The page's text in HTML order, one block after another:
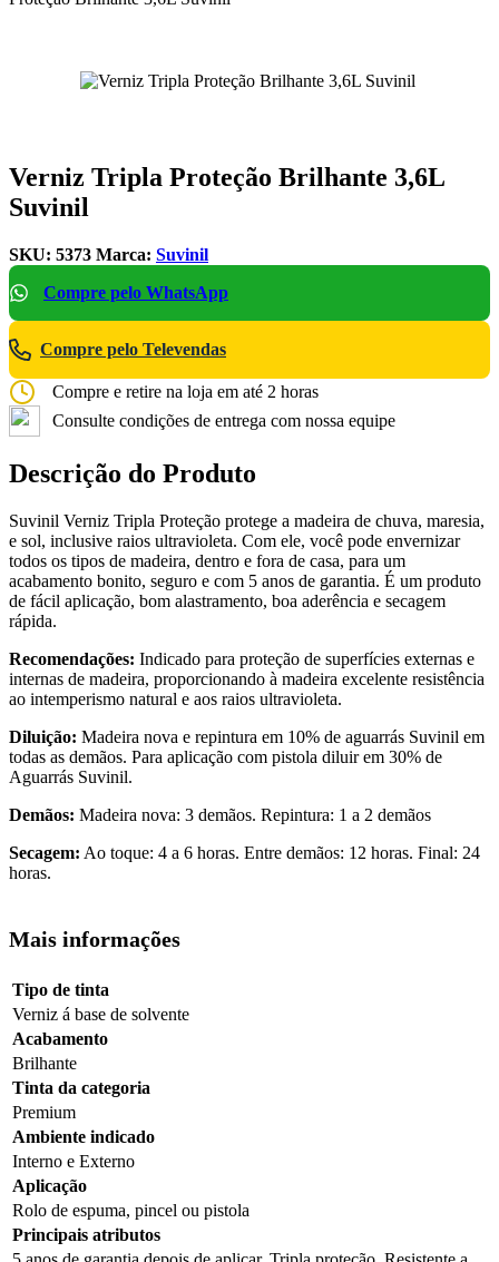
Verniz Tripla Proteção Brilhante 3,6L
Suvinil
SKU: 5373 Marca: Suvinil
Compre pelo WhatsApp
Compre pelo Televendas
Compre e retire na loja em até 2 horas
Consulte condições de entrega com nossa equipe
Descrição do Produto
Suvinil Verniz Tripla Proteção protege a madeira de chuva, maresia,
e sol, inclusive raios ultravioleta. Com ele, você pode envernizar
todos os tipos de madeira, dentro e fora de casa, para um
acabamento bonito, seguro e com 5 anos de garantia. É um produto
de fácil aplicação, bom alastramento, boa aderência e secagem
rápida.
Recomendações: Indicado para proteção de superfícies externas e
internas de madeira, proporcionando à madeira excelente resistência
ao intemperismo natural e aos raios ultravioleta.
Diluição: Madeira nova e repintura em 10% de aguarrás Suvinil em
todas as demãos. Para aplicação com pistola diluir em 30% de
Aguarrás Suvinil.
Demãos: Madeira nova: 3 demãos. Repintura: 1 a 2 demãos
Secagem: Ao toque: 4 a 6 horas. Entre demãos: 12 horas. Final: 24
horas.
Mais informações
Tipo de tinta
Verniz á base de solvente
Acabamento
Brilhante
Tinta da categoria
Premium
Ambiente indicado
Interno e Externo
Aplicação
Rolo de espuma, pincel ou pistola
Principais atributos